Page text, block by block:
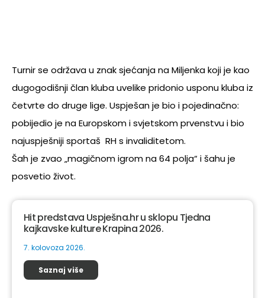
Turnir se održava u znak sjećanja na Miljenka koji je kao
dugogodišnji član kluba uvelike pridonio usponu kluba iz
četvrte do druge lige. Uspješan je bio i pojedinačno:
pobijedio je na Europskom i svjetskom prvenstvu i bio
najuspješniji sportaš RH s invaliditetom.
Šah je zvao „magičnom igrom na 64 polja“ i šahu je
posvetio život.
Hit predstava Uspješna.hr u sklopu Tjedna
kajkavske kulture Krapina 2026.
7. kolovoza 2026.
Saznaj više